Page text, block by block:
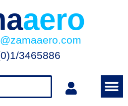
aero
3465886